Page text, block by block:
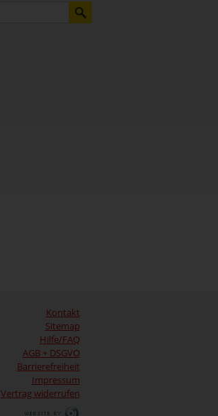
Kontakt
Sitemap
Hilfe/FAQ
AGB + DSGVO
Barrierefreiheit
Impressum
Vertrag widerrufen